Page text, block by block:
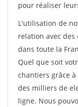
pour réaliser
L'utilisation de
relation avec
dans toute la
Quel que soit
chantiers grâce à
des milliers de
ligne. Nous